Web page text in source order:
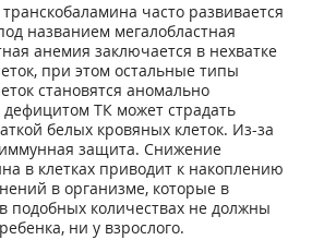
часто развивается
названием мегалобластная
анемия заключается в нехватке
при этом остальные типы
становятся аномально
ТК может страдать
белых кровяных клеток. Из-за
иммунная защита. Снижение
в клетках приводит к накоплению
в организме, которые в
подобных количествах не должны
ни у взрослого.